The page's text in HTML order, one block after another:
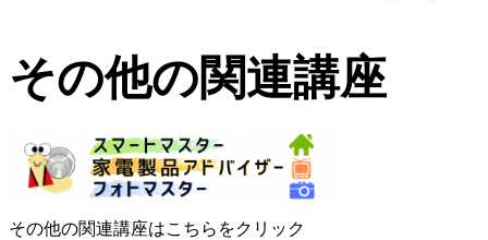
その他の関連講座
その他の関連講座はこちらをクリック